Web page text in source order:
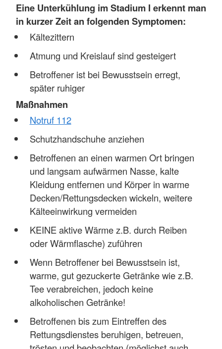
Eine Unterkühlung im Stadium I erkennt man
in kurzer Zeit an folgenden Symptomen:
Kältezittern
Atmung und Kreislauf sind gesteigert
Betroffener ist bei Bewusstsein erregt,
später ruhiger
Maßnahmen
Notruf 112
Schutzhandschuhe anziehen
Betroffenen an einen warmen Ort bringen
und langsam aufwärmen Nasse, kalte
Kleidung entfernen und Körper in warme
Decken/Rettungsdecken wickeln, weitere
Kälteeinwirkung vermeiden
KEINE aktive Wärme z.B. durch Reiben
oder Wärmflasche) zuführen
Wenn Betroffener bei Bewusstsein ist,
warme, gut gezuckerte Getränke wie z.B.
Tee verabreichen, jedoch keine
alkoholischen Getränke!
Betroffenen bis zum Eintreffen des
Rettungsdienstes beruhigen, betreuen,